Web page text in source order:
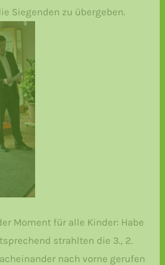
Siegenden zu übergeben.
Moment für alle Kinder: Habe
strahlten die 3., 2.
nach vorne gerufen